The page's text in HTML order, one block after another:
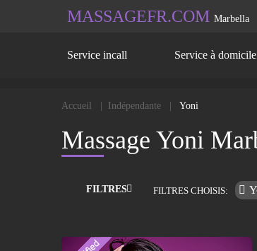
MASSAGEFR.COM Marbella
Service incall Service à domicile
Accueil Indépendante Yoni
Massage Yoni
FILTRES FILTRES CHOISIS: